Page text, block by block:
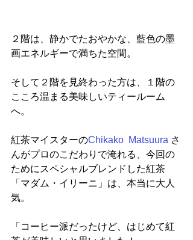
２階は、静かでたおやかな、藍色の墨
画エネルギーで満ちた空間。
そして２階を見終わった方は、１階の
こころ温まる美味しいティールーム
へ。
紅茶マイスターのChikako  Matsuura さ
んがプロのこだわりで淹れる、今回の
ためにスペシャルブレンドした紅茶
「マダム・イリーニ」は、本当に大人
気。
「コーヒー派だったけど、はじめて紅